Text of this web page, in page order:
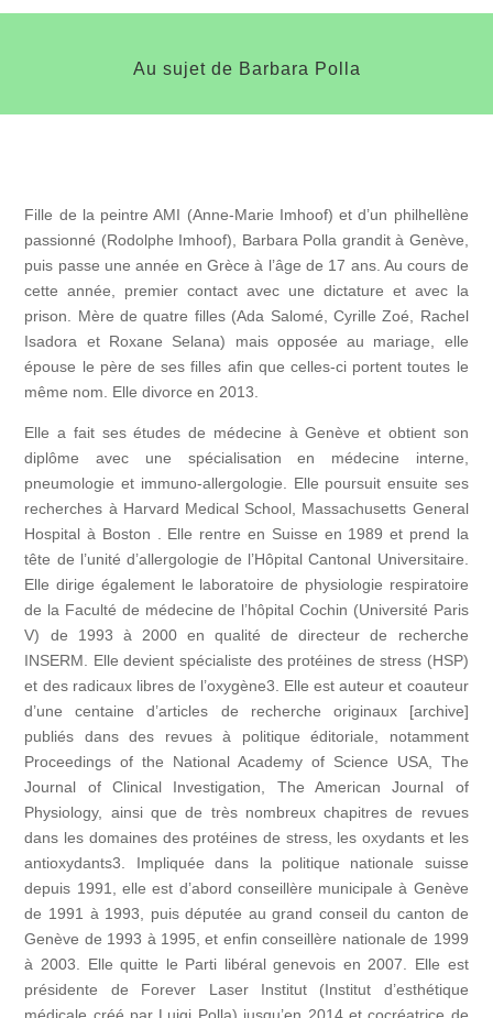
Au sujet de Barbara Polla
Fille de la peintre AMI (Anne-Marie Imhoof) et d’un philhellène
passionné (Rodolphe Imhoof), Barbara Polla grandit à Genève,
puis passe une année en Grèce à l’âge de 17 ans. Au cours de
cette année, premier contact avec une dictature et avec la
prison. Mère de quatre filles (Ada Salomé, Cyrille Zoé, Rachel
Isadora et Roxane Selana) mais opposée au mariage, elle
épouse le père de ses filles afin que celles-ci portent toutes le
même nom. Elle divorce en 2013.
Elle a fait ses études de médecine à Genève et obtient son
diplôme avec une spécialisation en médecine interne,
pneumologie et immuno-allergologie. Elle poursuit ensuite ses
recherches à Harvard Medical School, Massachusetts General
Hospital à Boston . Elle rentre en Suisse en 1989 et prend la
tête de l’unité d’allergologie de l’Hôpital Cantonal Universitaire.
Elle dirige également le laboratoire de physiologie respiratoire
de la Faculté de médecine de l’hôpital Cochin (Université Paris
V) de 1993 à 2000 en qualité de directeur de recherche
INSERM. Elle devient spécialiste des protéines de stress (HSP)
et des radicaux libres de l’oxygène3. Elle est auteur et coauteur
d’une centaine d’articles de recherche originaux [archive]
publiés dans des revues à politique éditoriale, notamment
Proceedings of the National Academy of Science USA, The
Journal of Clinical Investigation, The American Journal of
Physiology, ainsi que de très nombreux chapitres de revues
dans les domaines des protéines de stress, les oxydants et les
antioxydants3. Impliquée dans la politique nationale suisse
depuis 1991, elle est d’abord conseillère municipale à Genève
de 1991 à 1993, puis députée au grand conseil du canton de
Genève de 1993 à 1995, et enfin conseillère nationale de 1999
à 2003. Elle quitte le Parti libéral genevois en 2007. Elle est
présidente de Forever Laser Institut (Institut d’esthétique